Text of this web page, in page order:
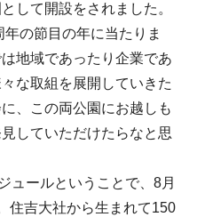
して開設をされました。
の節目の年に当たりま
地域であったり企業であ
な取組を展開していきた
、この両公園にお越しも
していただけたらなと思
ュールということで、8月
住吉大社から生まれて150